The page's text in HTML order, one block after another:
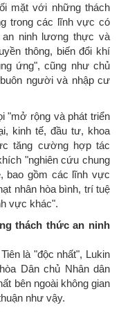
mặt với những thách
trong các lĩnh vực có
ninh lương thực và
thông, biến đổi khí
ứng", cũng như chủ
người và nhập cư
"mở rộng và phát triển
kinh tế, đầu tư, khoa
tăng cường hợp tác
"nghiên cứu chung
bao gồm các lĩnh vực
nhân hòa bình, trí tuệ
vực khác".
thách thức an ninh
là "độc nhất", Lukin
Dân chủ Nhân dân
bên ngoài không gian
như vậy.